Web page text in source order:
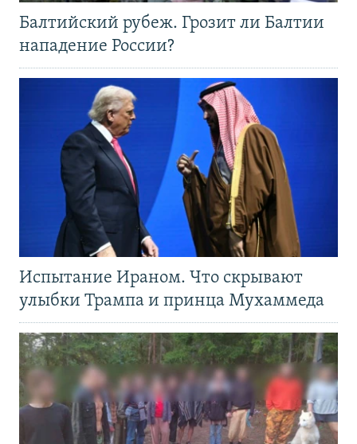
Балтийский рубеж. Грозит ли Балтии
нападение России?
Испытание Ираном. Что скрывают
улыбки Трампа и принца Мухаммеда